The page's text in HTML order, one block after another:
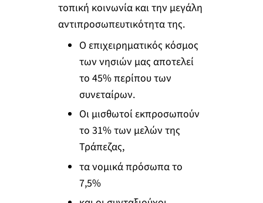
τοπική κοινωνία και την μεγάλη
αντιπροσωπευτικότητα της.
Ο επιχειρηματικός κόσμος
των νησιών μας αποτελεί
το 45% περίπου των
συνεταίρων.
Οι μισθωτοί εκπροσωπούν
το 31% των μελών της
Τράπεζας,
τα νομικά πρόσωπα το
7,5%